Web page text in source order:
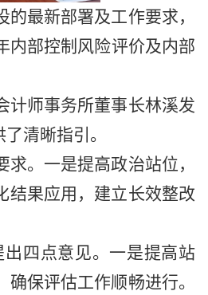
最新部署及工作要求，
内部控制风险评价及内部
计师事务所董事长林溪发
清晰指引。
。一是提高政治站位，
结果应用，建立长效整改
四点意见。一是提高站
保评估工作顺畅进行。